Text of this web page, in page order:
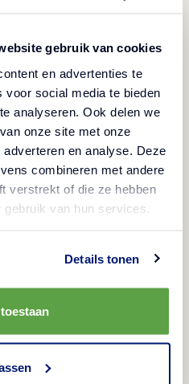
gebruik van cookies
en advertenties te
voor social media te bieden
analyseren. Ook delen we
onze site met onze
en analyse. Deze
combineren met andere
verstrekt of die ze hebben
van hun services.
Details tonen
păstrați angajații în